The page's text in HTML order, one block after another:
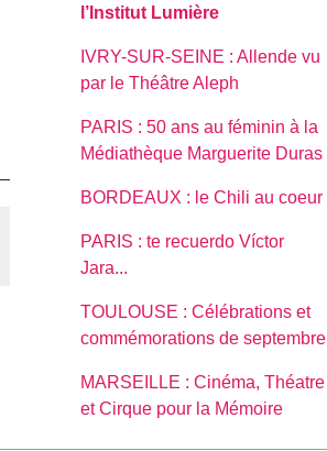
l’Institut Lumière
IVRY-SUR-SEINE : Allende vu
par le Théâtre Aleph
PARIS : 50 ans au féminin à la
Médiathèque Marguerite Duras
BORDEAUX : le Chili au coeur
PARIS : te recuerdo Víctor
Jara...
TOULOUSE : Célébrations et
commémorations de septembre
MARSEILLE : Cinéma, Théatre
et Cirque pour la Mémoire